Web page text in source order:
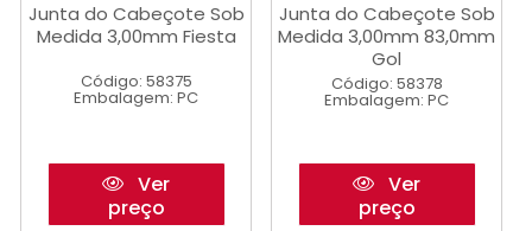
Junta do Cabeçote Sob
Medida 3,00mm Fiesta
Código: 58375
Embalagem: PC
Ver
preço
Junta do Cabeçote Sob
Medida 3,00mm 83,0mm
Gol
Código: 58378
Embalagem: PC
Ver
preço